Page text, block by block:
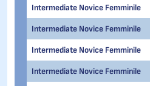
Intermediate Novice Femminile
Intermediate Novice Femminile
Intermediate Novice Femminile
Intermediate Novice Femminile